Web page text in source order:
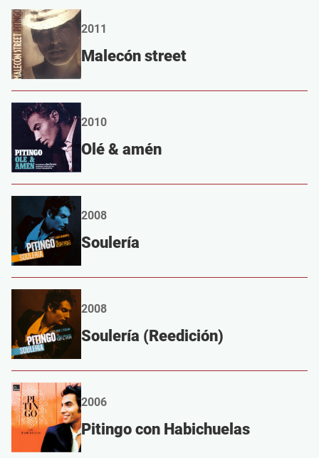
2011
Malecón street
2010
Olé & amén
2008
Soulería
2008
Soulería (Reedición)
2006
Pitingo con Habichuelas